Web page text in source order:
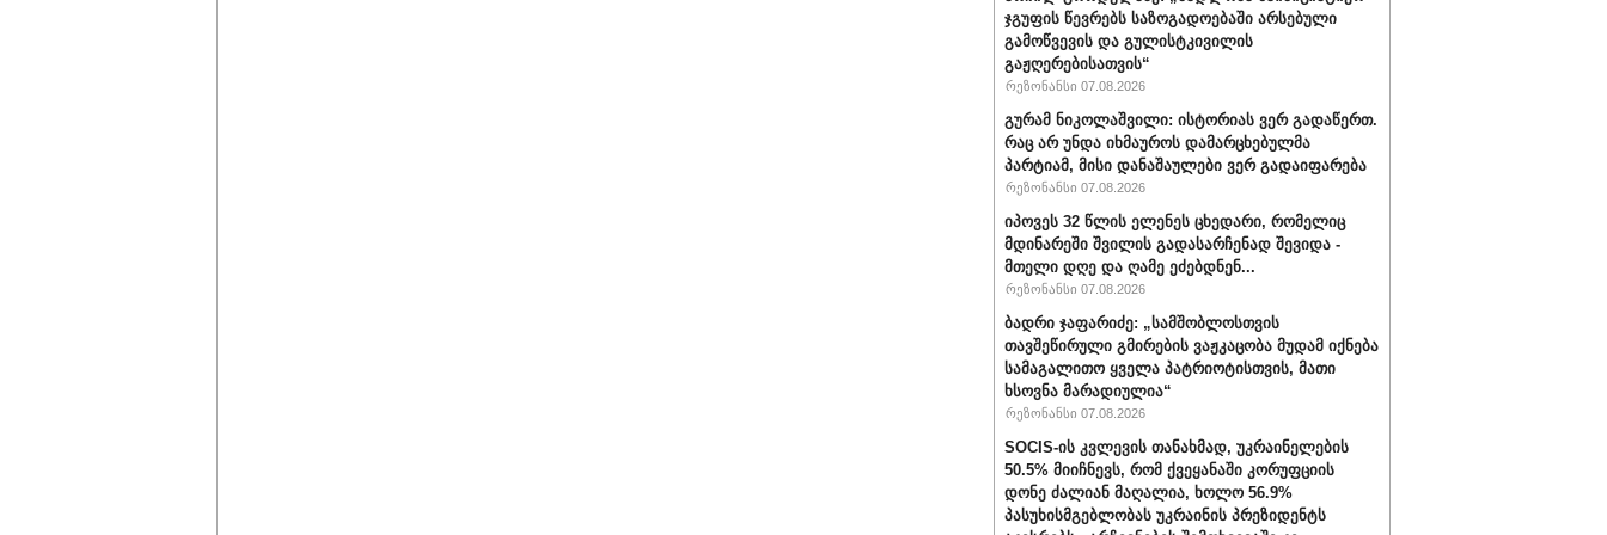
ჯგუფის წევრებს საზოგადოებაში არსებული
გამოწვევის და გულისტკივილის
გაჟღერებისათვის“
რეზონანსი 07.08.2026
გურამ ნიკოლაშვილი: ისტორიას ვერ გადაწერთ.
რაც არ უნდა იხმაუროს დამარცხებულმა
პარტიამ, მისი დანაშაულები ვერ გადაიფარება
რეზონანსი 07.08.2026
იპოვეს 32 წლის ელენეს ცხედარი, რომელიც
მდინარეში შვილის გადასარჩენად შევიდა -
მთელი დღე და ღამე ეძებდნენ...
რეზონანსი 07.08.2026
ბადრი ჯაფარიძე: „სამშობლოსთვის
თავშეწირული გმირების ვაჟკაცობა მუდამ იქნება
სამაგალითო ყველა პატრიოტისთვის, მათი
ხსოვნა მარადიულია“
რეზონანსი 07.08.2026
SOCIS-ის კვლევის თანახმად, უკრაინელების
50.5% მიიჩნევს, რომ ქვეყანაში კორუფციის
დონე ძალიან მაღალია, ხოლო 56.9%
პასუხისმგებლობას უკრაინის პრეზიდენტს